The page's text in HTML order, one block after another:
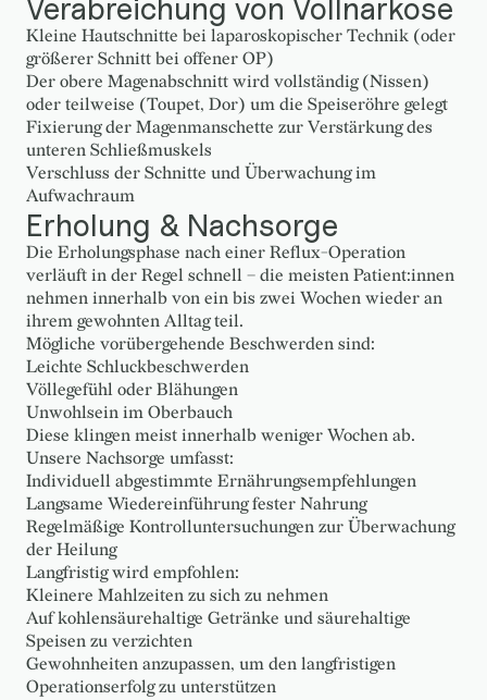
Verabreichung von Vollnarkose
Kleine Hautschnitte bei laparoskopischer Technik (oder
größerer Schnitt bei offener OP)
Der obere Magenabschnitt wird vollständig (Nissen)
oder teilweise (Toupet, Dor) um die Speiseröhre gelegt
Fixierung der Magenmanschette zur Verstärkung des
unteren Schließmuskels
Verschluss der Schnitte und Überwachung im
Aufwachraum
Erholung & Nachsorge
Die Erholungsphase nach einer Reflux-Operation
verläuft in der Regel schnell – die meisten Patient:innen
nehmen innerhalb von ein bis zwei Wochen wieder an
ihrem gewohnten Alltag teil.
Mögliche vorübergehende Beschwerden sind:
Leichte Schluckbeschwerden
Völlegefühl oder Blähungen
Unwohlsein im Oberbauch
Diese klingen meist innerhalb weniger Wochen ab.
Unsere Nachsorge umfasst:
Individuell abgestimmte Ernährungsempfehlungen
Langsame Wiedereinführung fester Nahrung
Regelmäßige Kontrolluntersuchungen zur Überwachung
der Heilung
Langfristig wird empfohlen:
Kleinere Mahlzeiten zu sich zu nehmen
Auf kohlensäurehaltige Getränke und säurehaltige
Speisen zu verzichten
Gewohnheiten anzupassen, um den langfristigen
Operationserfolg zu unterstützen